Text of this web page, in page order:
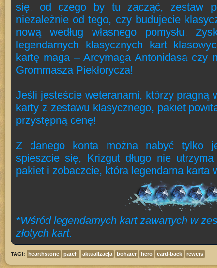
się, od czego by tu zacząć, zestaw
niezależnie od tego, czy budujecie
nową według własnego pomysłu.
legendarnych klasycznych kart
kartę maga – Arcymaga Antonidasa czy
Grommasza Piekłorycza!
Jeśli jesteście weteranami, którzy pragną
karty z zestawu klasycznego, pakiet
przystępną cenę!
Z danego konta można nabyć tylko
spieszcie się, Krizgut długo nie
pakiet i zobaczcie, która legendarna karta
*Wśród legendarnych kart zawartych w
złotych kart.
TAGI: hearthstone patch aktualizacja bohater hero card-back rewers